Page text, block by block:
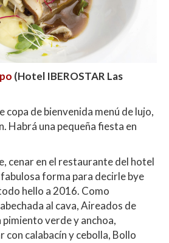
(Hotel IBEROSTAR Las
copa de bienvenida menú de lujo,
Habrá una pequeña fiesta en
cenar en el restaurante del hotel
fabulosa forma para decirle bye
hello a 2016. Como
al cava, Aireados de
verde y anchoa,
con calabacín y cebolla, Bollo